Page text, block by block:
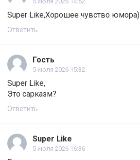
Super Like,Хорошее чувство юмора)
Ответить
Гость
5 июля 2026 15:32
Super Like,
Это сарказм?
Ответить
Super Like
5 июля 2026 16:36